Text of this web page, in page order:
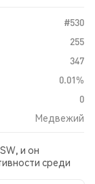
#530
255
347
0.01%
0
Медвежий
и он
среди